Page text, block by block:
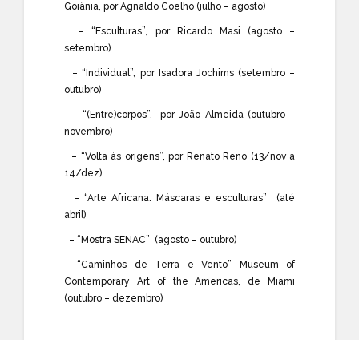
Goiânia, por Agnaldo Coelho (julho – agosto)
– “Esculturas”, por Ricardo Masi (agosto –
setembro)
– “Individual”, por Isadora Jochims (setembro –
outubro)
– “(Entre)corpos”, por João Almeida (outubro –
novembro)
– “Volta às origens”, por Renato Reno (13/nov a
14/dez)
– “Arte Africana: Máscaras e esculturas” (até
abril)
– “Mostra SENAC” (agosto – outubro)
– “Caminhos de Terra e Vento” Museum of
Contemporary Art of the Americas, de Miami
(outubro – dezembro)